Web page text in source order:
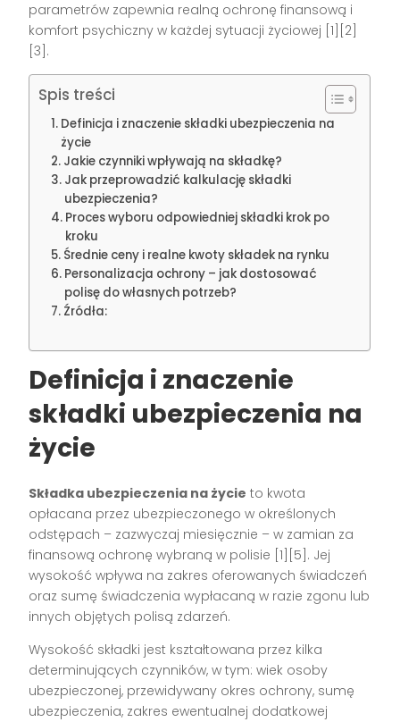
parametrów zapewnia realną ochronę finansową i
komfort psychiczny w każdej sytuacji życiowej [1][2]
[3] .
Spis treści
Definicja i znaczenie składki ubezpieczenia na
życie
Jakie czynniki wpływają na składkę?
Jak przeprowadzić kalkulację składki
ubezpieczenia?
Proces wyboru odpowiedniej składki krok po
kroku
Średnie ceny i realne kwoty składek na rynku
Personalizacja ochrony – jak dostosować
polisę do własnych potrzeb?
Źródła:
Definicja i znaczenie
składki ubezpieczenia na
życie
Składka ubezpieczenia na życie to kwota
opłacana przez ubezpieczonego w określonych
odstępach – zazwyczaj miesięcznie – w zamian za
finansową ochronę wybraną w polisie [1][5] . Jej
wysokość wpływa na zakres oferowanych świadczeń
oraz sumę świadczenia wypłacaną w razie zgonu lub
innych objętych polisą zdarzeń.
Wysokość składki jest kształtowana przez kilka
determinujących czynników, w tym: wiek osoby
ubezpieczonej, przewidywany okres ochrony, sumę
ubezpieczenia, zakres ewentualnej dodatkowej